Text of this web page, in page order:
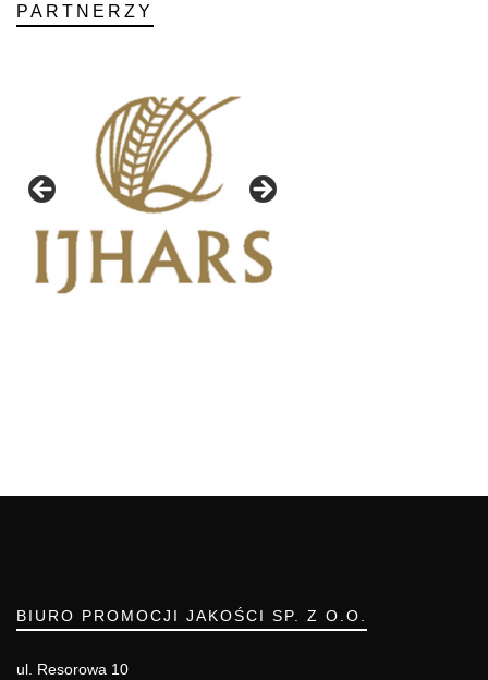
PARTNERZY
BIURO PROMOCJI JAKOŚCI SP. Z O.O.
ul. Resorowa 10